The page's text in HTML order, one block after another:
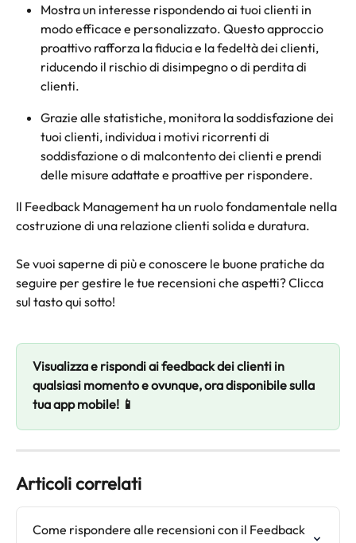
Mostra un interesse rispondendo ai tuoi clienti in
modo efficace e personalizzato. Questo approccio
proattivo rafforza la fiducia e la fedeltà dei clienti,
riducendo il rischio di disimpegno o di perdita di
clienti.
Grazie alle statistiche, monitora la soddisfazione dei
tuoi clienti, individua i motivi ricorrenti di
soddisfazione o di malcontento dei clienti e prendi
delle misure adattate e proattive per rispondere.
Il Feedback Management ha un ruolo fondamentale nella
costruzione di una relazione clienti solida e duratura.
Se vuoi saperne di più e conoscere le buone pratiche da
seguire per gestire le tue recensioni che aspetti? Clicca
sul tasto qui sotto!
Visualizza e rispondi ai feedback dei clienti in
qualsiasi momento e ovunque, ora disponibile sulla
tua app mobile! 📱
Articoli correlati
Come rispondere alle recensioni con il Feedback